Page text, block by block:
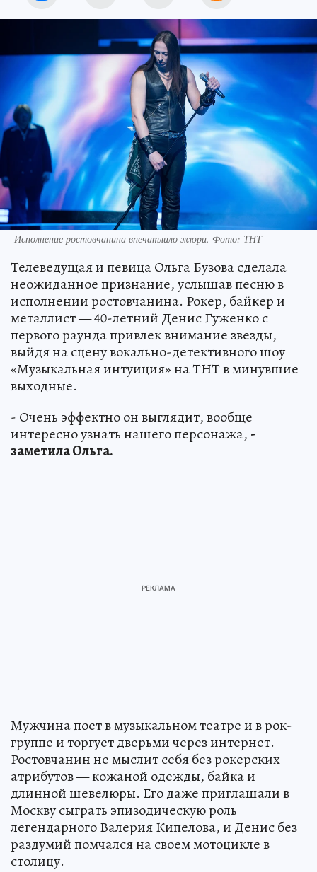
Исполнение ростовчанина впечатлило жюри. Фото: ТНТ
Телеведущая и певица Ольга Бузова сделала
неожиданное признание, услышав песню в
исполнении ростовчанина. Рокер, байкер и
металлист — 40-летний Денис Гуженко с
первого раунда привлек внимание звезды,
выйдя на сцену вокально-детективного шоу
«Музыкальная интуиция» на ТНТ в минувшие
выходные.
- Очень эффектно он выглядит, вообще
интересно узнать нашего персонажа, -
заметила Ольга.
Мужчина поет в музыкальном театре и в рок-
группе и торгует дверьми через интернет.
Ростовчанин не мыслит себя без рокерских
атрибутов — кожаной одежды, байка и
длинной шевелюры. Его даже приглашали в
Москву сыграть эпизодическую роль
легендарного Валерия Кипелова, и Денис без
раздумий помчался на своем мотоцикле в
столицу.